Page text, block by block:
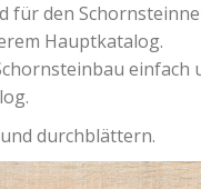
für den
Hauptkatalog.
einfach
durchblättern.